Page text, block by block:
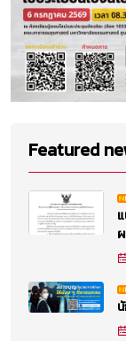
Featured